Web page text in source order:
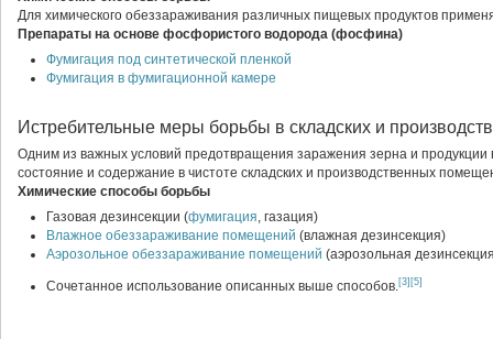
Для химического обеззараживания различных пищевых продуктов
Препараты на основе фосфористого водорода (фосфина)
Фумигация под синтетической пленкой
Фумигация в фумигационной камере
Истребительные меры борьбы в складских и
Одним из важных условий предотвращения заражения зерна и
состояние и содержание в чистоте складских и производственных
Химические способы борьбы
Газовая дезинсекции (фумигация, газация)
Влажное обеззараживание помещений (влажная дезинсекция)
Аэрозольное обеззараживание помещений (аэрозольная
Сочетанное использование описанных выше способов.[3] [5]